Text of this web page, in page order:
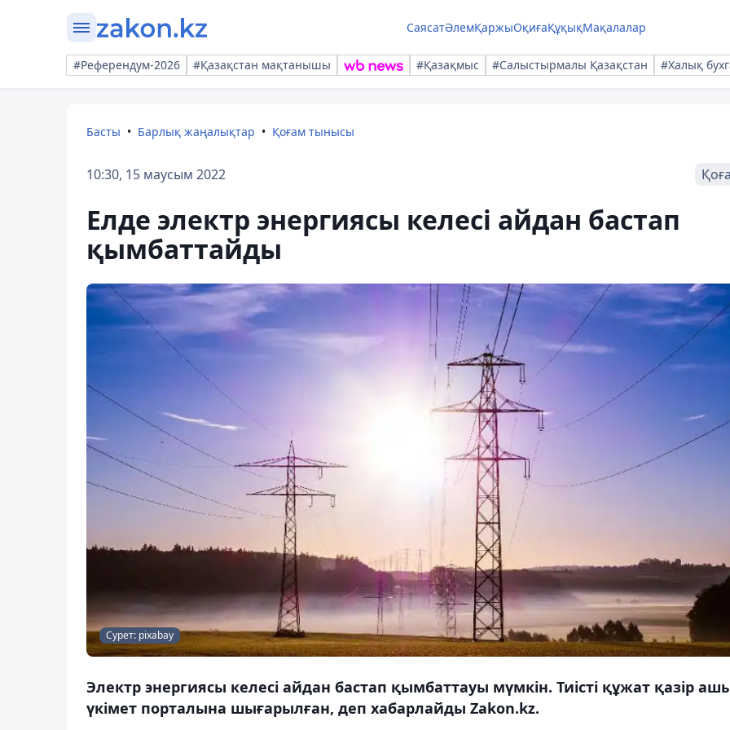
СаясатӘлемҚаржыОқиғаҚұқықМақалалар
#Референдум-2026 #Қазақстан мақтанышы #Қазақмыс #Салыстырмалы Қазақстан #Халық
Басты Барлық жаңалықтар Қоғам тынысы
10:30, 15 маусым 2022
Елде электр энергиясы келесі айдан бастап
қымбаттайды
Сурет: pixabay
Электр энергиясы келесі айдан бастап қымбаттауы мүмкін. Тиісті құжат қазір
үкімет порталына шығарылған, деп хабарлайды Zakon.kz.